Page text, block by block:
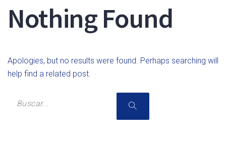
Nothing Found
Apologies, but no results were found. Perhaps searching will
help find a related post.